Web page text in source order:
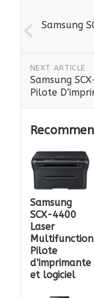
Samsung
NEXT ARTICLE
Samsung
Pilote
Samsung
SCX-4400
Laser
Multifunction
Pilote
d’imprimante
et logiciel